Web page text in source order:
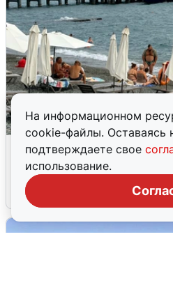
На информационном
cookie-файлы. Оставаясь
подтверждаете свое
использование.
Жители и туристы
об атаке БПЛА 5
5 августа